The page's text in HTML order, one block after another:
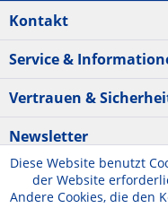
Kontakt
Service &
Vertrauen &
Newsletter
Diese Website benutzt
der Website
Andere Cookies, die den